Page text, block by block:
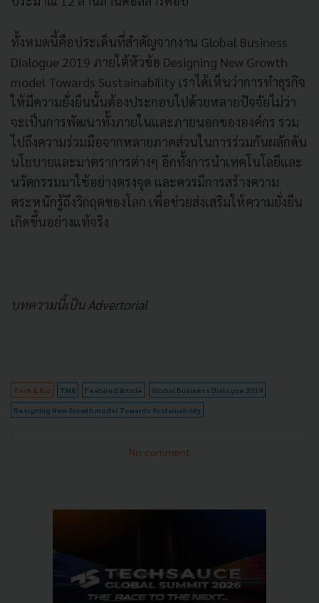
ทั้งหมดนี้คือประเด็นที่สำคัญจากงาน Global Business
Dialogue 2019 ภายใต้หัวข้อ Designing New Growth
model Towards Sustainability เราได้เห็นว่าการทำธุรกิจ
ให้มีความยั่งยืนนั้นต้องประกอบไปด้วยหลายปัจจัยไม่ว่า
จะเป็นการพัฒนาทั้งภายในและภายนอกขององค์กร รวม
ไปถึงความร่วมมือจากหลายภาคส่วนในการร่วมกันผลักดัน
นโยบายและมาตราการต่างๆ อีกทั้งการนำเทคโนโลยีและ
นวัตกรรมมาใช้อย่างตรงจุด และควรมีการสร้างความ
ตระหนักรู้ถึงวิกฤตของโลก เพื่อช่วยส่งเสริมให้ความยั่งยืน
เกิดขึ้นอย่างแท้จริง
บทความนี้เป็น Advertorial
Tech & Biz TMA Featured Article Global Business Dialogue 2019
Designing New Growth model Towards Sustainability
No comment